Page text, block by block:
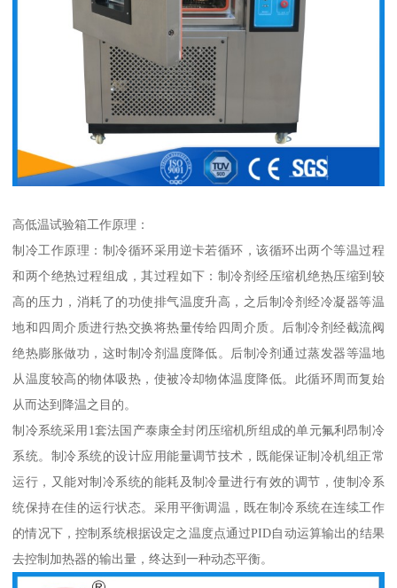
高低温试验箱工作原理：
制冷工作原理：制冷循环采用逆卡若循环，该循环出两个等温过程
和两个绝热过程组成，其过程如下：制冷剂经压缩机绝热压缩到较
高的压力，消耗了的功使排气温度升高，之后制冷剂经冷凝器等温
地和四周介质进行热交换将热量传给四周介质。后制冷剂经截流阀
绝热膨胀做功，这时制冷剂温度降低。后制冷剂通过蒸发器等温地
从温度较高的物体吸热，使被冷却物体温度降低。此循环周而复始
从而达到降温之目的。
制冷系统采用1套法国产泰康全封闭压缩机所组成的单元氟利昂制冷
系统。制冷系统的设计应用能量调节技术，既能保证制冷机组正常
运行，又能对制冷系统的能耗及制冷量进行有效的调节，使制冷系
统保持在佳的运行状态。采用平衡调温，既在制冷系统在连续工作
的情况下，控制系统根据设定之温度点通过PID自动运算输出的结果
去控制加热器的输出量，终达到一种动态平衡。